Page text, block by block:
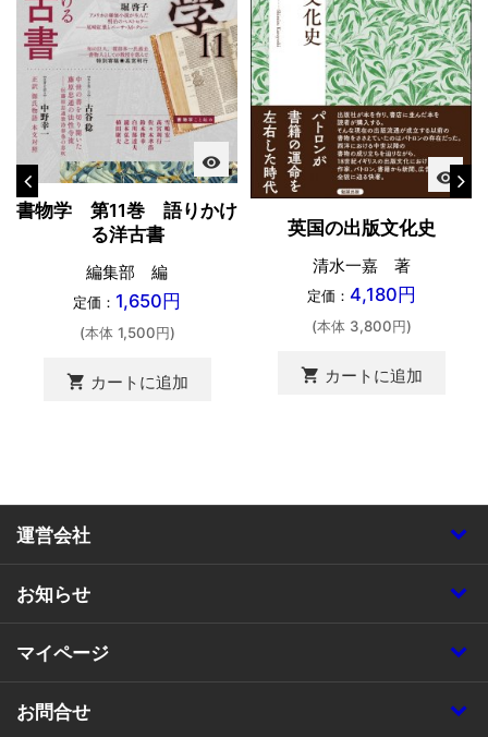
visibility
書物学 第11巻 語りかけ
る洋古書
編集部 編
定価： 1,650円
(本体 1,500円)
shopping_cart カートに追加
visibility
英国の出版文化史
清水一嘉 著
定価： 4,180円
(本体 3,800円)
shopping_cart カートに追加
運営会社
お知らせ
マイページ
お問合せ